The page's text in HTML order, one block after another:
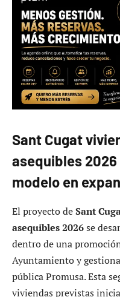
Sant Cugat
asequibles 2026
modelo en
El proyecto deSant
asequibles 2026se
dentro de una
Ayuntamiento y
pública Promusa. Esta
viviendas previstas